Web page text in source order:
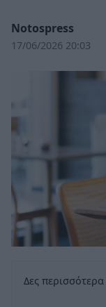
Notospress
17/06/2026 20:03
Δες